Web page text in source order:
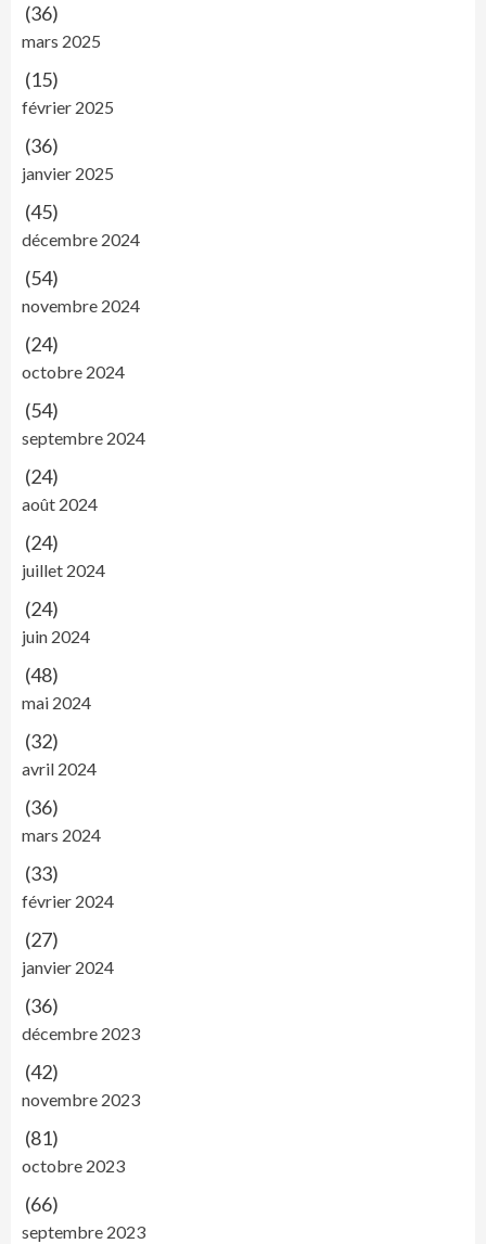
(36)
mars 2025
(15)
février 2025
(36)
janvier 2025
(45)
décembre 2024
(54)
novembre 2024
(24)
octobre 2024
(54)
septembre 2024
(24)
août 2024
(24)
juillet 2024
(24)
juin 2024
(48)
mai 2024
(32)
avril 2024
(36)
mars 2024
(33)
février 2024
(27)
janvier 2024
(36)
décembre 2023
(42)
novembre 2023
(81)
octobre 2023
(66)
septembre 2023